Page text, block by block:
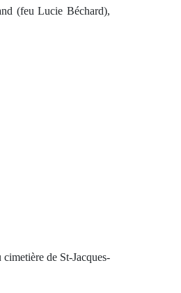
(feu Lucie Béchard),
de St-Jacques-